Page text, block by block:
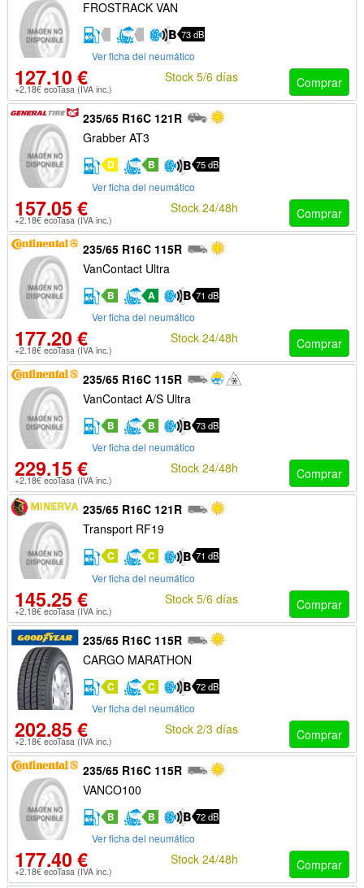
FROSTRACK VAN
73 dB
Ver ficha del neumático
127.10 €
+2.18€ ecoTasa (IVA inc.) Comprar
Stock 5/6 días
235/65 R16C 121R
Grabber AT3
D B 75 dB
Ver ficha del neumático
157.05 €
+2.18€ ecoTasa (IVA inc.) Comprar
Stock 24/48h
235/65 R16C 115R
VanContact Ultra
B A 71 dB
Ver ficha del neumático
177.20 €
+2.18€ ecoTasa (IVA inc.) Comprar
Stock 24/48h
235/65 R16C 115R
VanContact A/S Ultra
B B 73 dB
Ver ficha del neumático
229.15 €
+2.18€ ecoTasa (IVA inc.) Comprar
Stock 24/48h
235/65 R16C 121R
Transport RF19
C C 71 dB
Ver ficha del neumático
145.25 €
+2.18€ ecoTasa (IVA inc.) Comprar
Stock 5/6 días
235/65 R16C 115R
CARGO MARATHON
C C 72 dB
Ver ficha del neumático
202.85 €
+2.18€ ecoTasa (IVA inc.) Comprar
Stock 2/3 días
235/65 R16C 115R
VANCO100
B B 72 dB
Ver ficha del neumático
177.40 €
+2.18€ ecoTasa (IVA inc.) Comprar
Stock 24/48h